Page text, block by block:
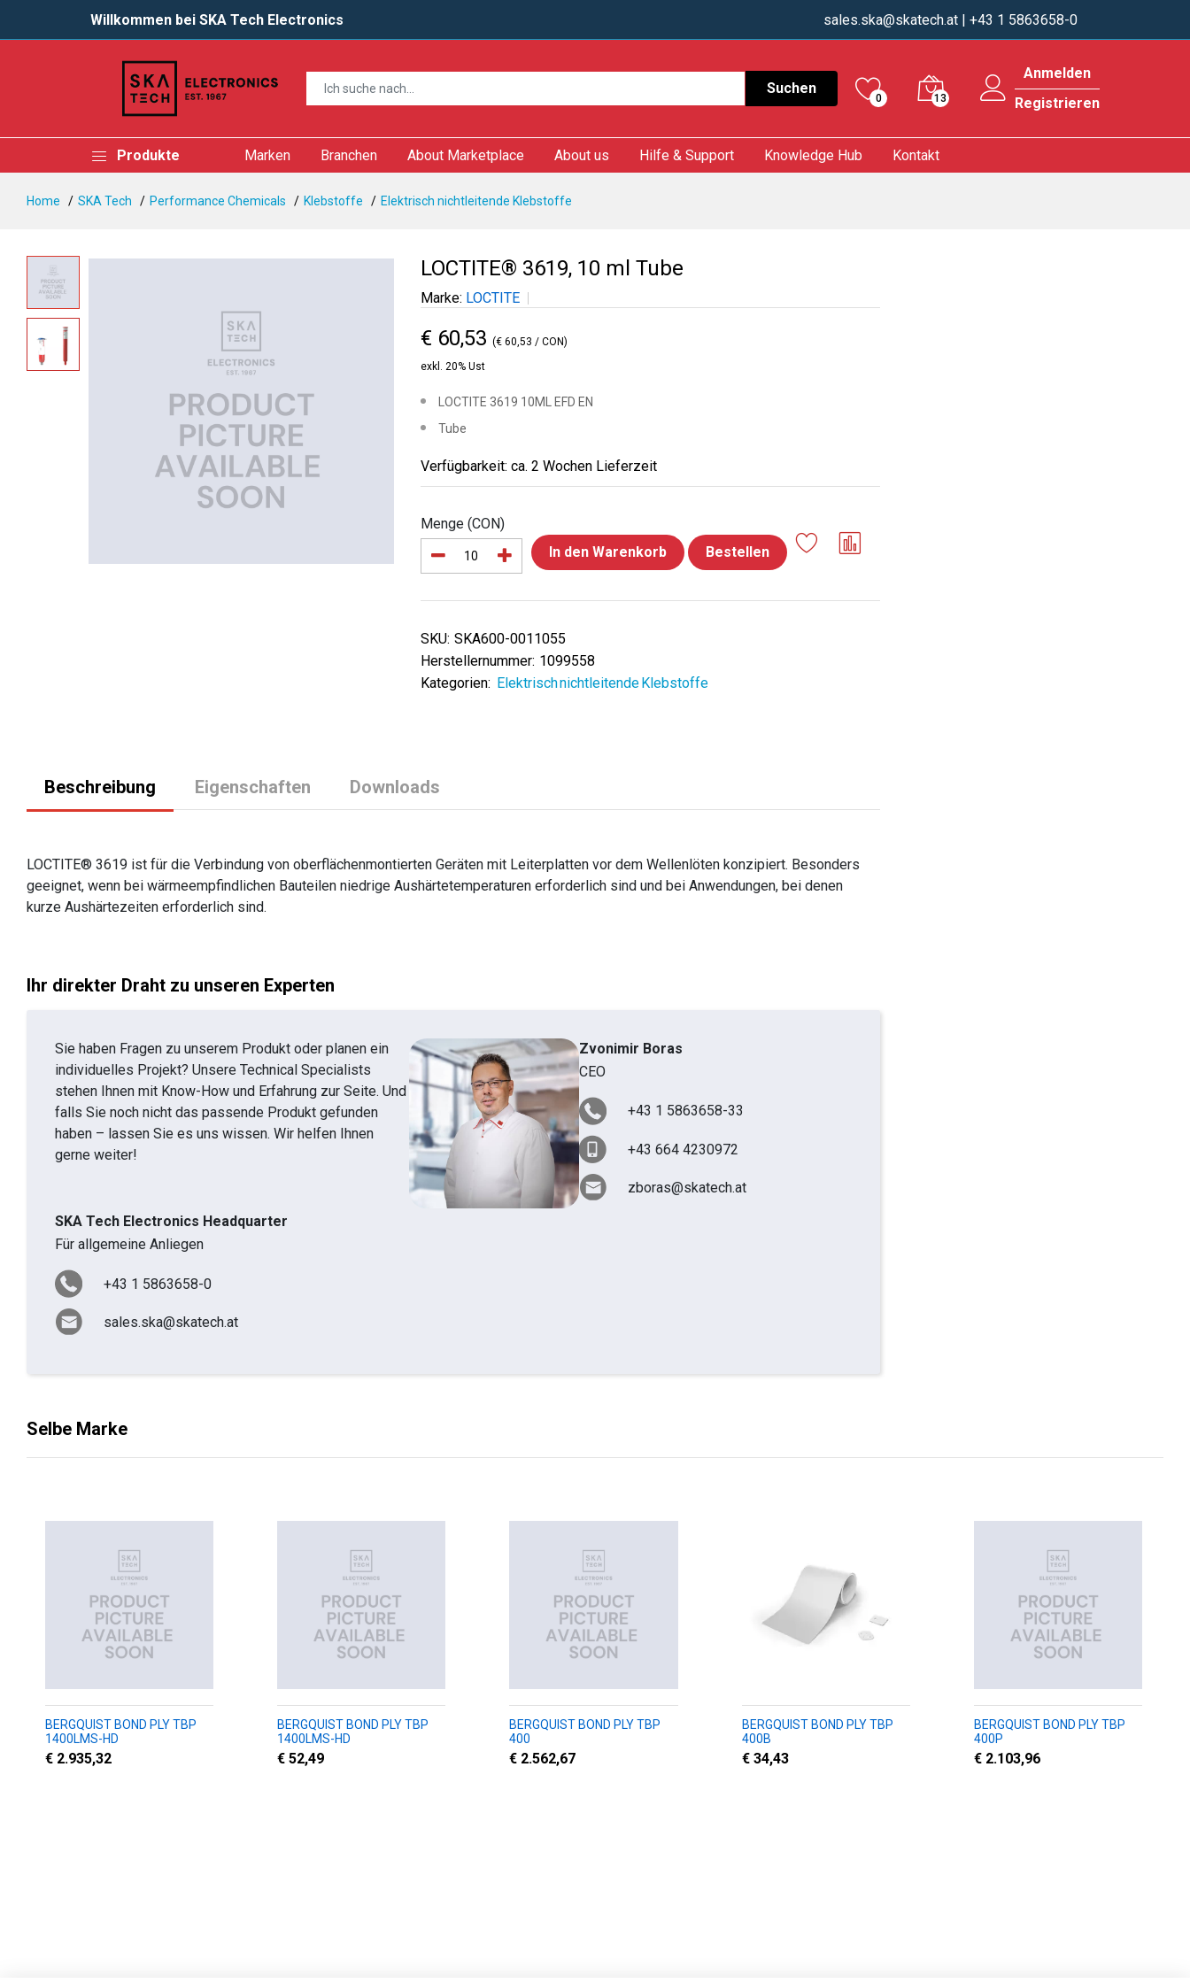
Willkommen bei SKA Tech Electronics sales.ska@skatech.at | +43 1 5863658-0
Suchen
0 13
Anmelden
Registrieren
Produkte Marken Branchen About Marketplace About us Hilfe & Support Knowledge Hub Kontakt
Home SKA Tech Performance Chemicals Klebstoffe Elektrisch nichtleitende Klebstoffe
LOCTITE® 3619, 10 ml Tube
Marke: LOCTITE
€ 60,53 (€ 60,53 / CON)
exkl. 20% Ust
LOCTITE 3619 10ML EFD EN
Tube
Verfügbarkeit: ca. 2 Wochen Lieferzeit
Menge (CON)
In den Warenkorb
Bestellen
SKU: SKA600-0011055
Herstellernummer: 1099558
Kategorien: Elektrisch nichtleitende Klebstoffe
Beschreibung Eigenschaften Downloads
LOCTITE® 3619 ist für die Verbindung von oberflächenmontierten Geräten mit Leiterplatten vor dem Wellenlöten konzipiert. Besonders
geeignet, wenn bei wärmeempfindlichen Bauteilen niedrige Aushärtetemperaturen erforderlich sind und bei Anwendungen, bei denen
kurze Aushärtezeiten erforderlich sind.
Ihr direkter Draht zu unseren Experten
Sie haben Fragen zu unserem Produkt oder planen ein
individuelles Projekt? Unsere Technical Specialists
stehen Ihnen mit Know-How und Erfahrung zur Seite. Und
falls Sie noch nicht das passende Produkt gefunden
haben – lassen Sie es uns wissen. Wir helfen Ihnen
gerne weiter!
Zvonimir Boras
CEO
+43 1 5863658-33
+43 664 4230972
zboras@skatech.at
SKA Tech Electronics Headquarter
Für allgemeine Anliegen
+43 1 5863658-0
sales.ska@skatech.at
Selbe Marke
BERGQUIST BOND PLY TBP
1400LMS-HD
€ 2.935,32
BERGQUIST BOND PLY TBP
1400LMS-HD
€ 52,49
BERGQUIST BOND PLY TBP
400
€ 2.562,67
BERGQUIST BOND PLY TBP
400B
€ 34,43
BERGQUIST BOND PLY TBP
400P
€ 2.103,96